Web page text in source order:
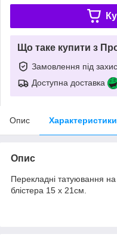
Що таке купити з
Замовлення під
Доступна доставка
Опис Характеристики
Опис
Перекладні татуювання на
блістера 15 х 21см.